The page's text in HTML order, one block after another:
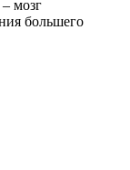
мозг
большего